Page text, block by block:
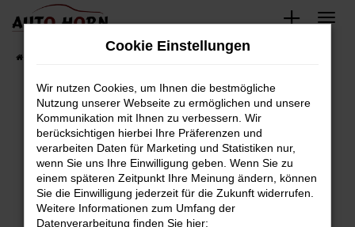
Zum
springen
Fahrzeugbestand
Fehler: Network Error
Beim Laden ist ein Fehler aufgetreten.
Hier sind ein paar Tipps, die dir helfen können:
Überprüfe deine Firewall und deine
Cookie Einstellungen
Wir nutzen Cookies, um Ihnen die bestmögliche
Nutzung unserer Webseite zu ermöglichen und unsere
Kommunikation mit Ihnen zu verbessern. Wir
berücksichtigen hierbei Ihre Präferenzen und
verarbeiten Daten für Marketing und Statistiken nur,
wenn Sie uns Ihre Einwilligung geben. Wenn Sie zu
einem späteren Zeitpunkt Ihre Meinung ändern, können
Sie die Einwilligung jederzeit für die Zukunft widerrufen.
Weitere Informationen zum Umfang der
Datenverarbeitung finden Sie hier: